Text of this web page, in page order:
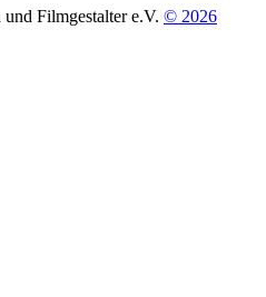
Filmgestalter e.V. © 2026